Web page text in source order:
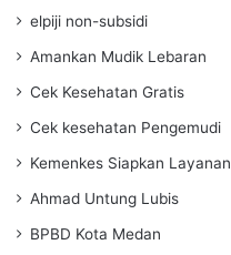
elpiji non-subsidi
Amankan Mudik Lebaran
Cek Kesehatan Gratis
Cek kesehatan Pengemudi
Kemenkes Siapkan Layanan
Ahmad Untung Lubis
BPBD Kota Medan